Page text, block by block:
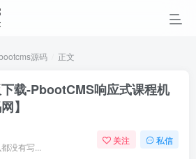
源码 正文
载-PbootCMS响应式课程机
】
没有写...
关注 私信